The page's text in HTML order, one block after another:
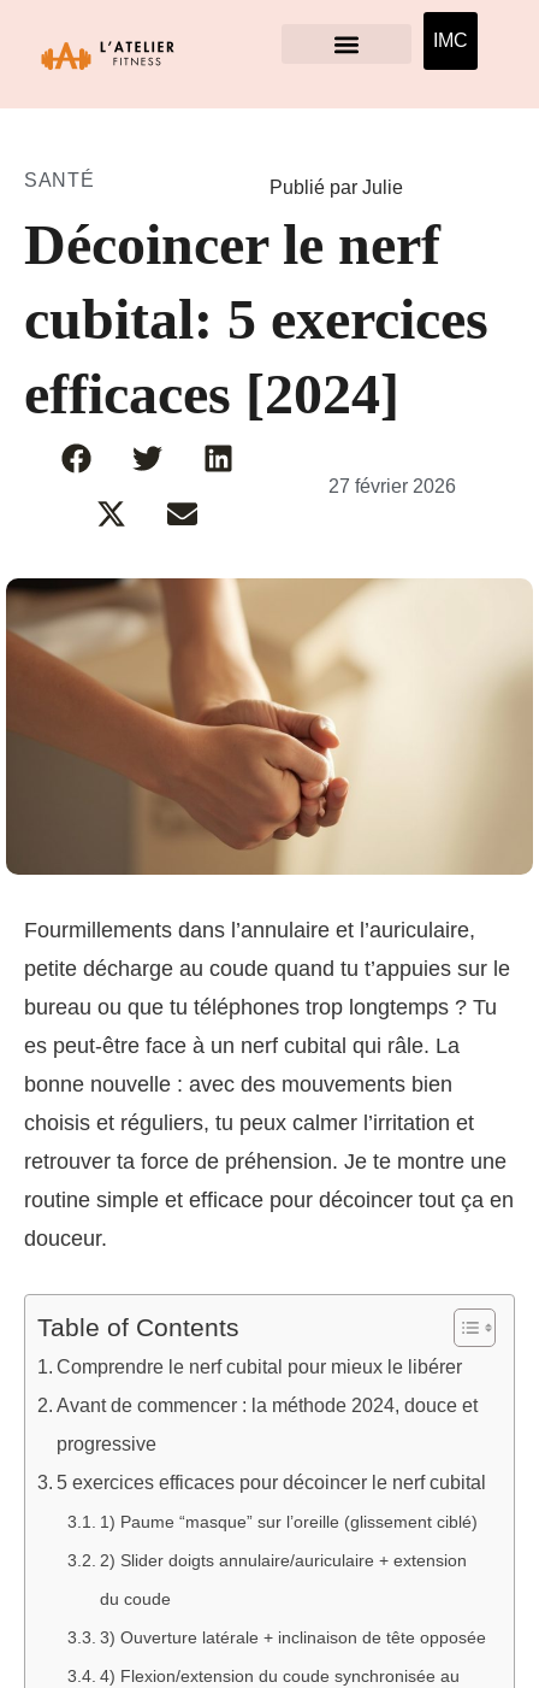
IMC
SANTÉ Publié par Julie
Décoincer le nerf
cubital: 5 exercices
efficaces [2024]
27 février 2026
Fourmillements dans l’annulaire et l’auriculaire,
petite décharge au coude quand tu t’appuies sur le
bureau ou que tu téléphones trop longtemps ? Tu
es peut‑être face à un nerf cubital qui râle. La
bonne nouvelle : avec des mouvements bien
choisis et réguliers, tu peux calmer l’irritation et
retrouver ta force de préhension. Je te montre une
routine simple et efficace pour décoincer tout ça en
douceur.
Table of Contents
Comprendre le nerf cubital pour mieux le libérer
Avant de commencer : la méthode 2024, douce et
progressive
5 exercices efficaces pour décoincer le nerf cubital
1) Paume “masque” sur l’oreille (glissement ciblé)
2) Slider doigts annulaire/auriculaire + extension
du coude
3) Ouverture latérale + inclinaison de tête opposée
4) Flexion/extension du coude synchronisée au